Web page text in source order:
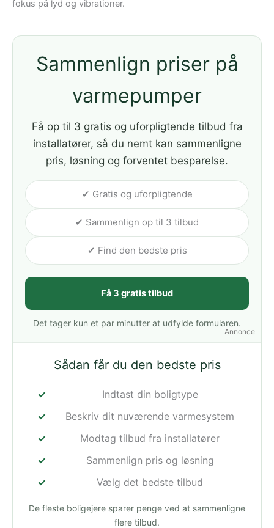
fokus på lyd og vibrationer.
Annonce
Sammenlign priser på
varmepumper
Få op til 3 gratis og uforpligtende tilbud fra
installatører, så du nemt kan sammenligne
pris, løsning og forventet besparelse.
✔ Gratis og uforpligtende
✔ Sammenlign op til 3 tilbud
✔ Find den bedste pris
Få 3 gratis tilbud
Det tager kun et par minutter at udfylde formularen.
Sådan får du den bedste pris
Indtast din boligtype
Beskriv dit nuværende varmesystem
Modtag tilbud fra installatører
Sammenlign pris og løsning
Vælg det bedste tilbud
De fleste boligejere sparer penge ved at sammenligne
flere tilbud.